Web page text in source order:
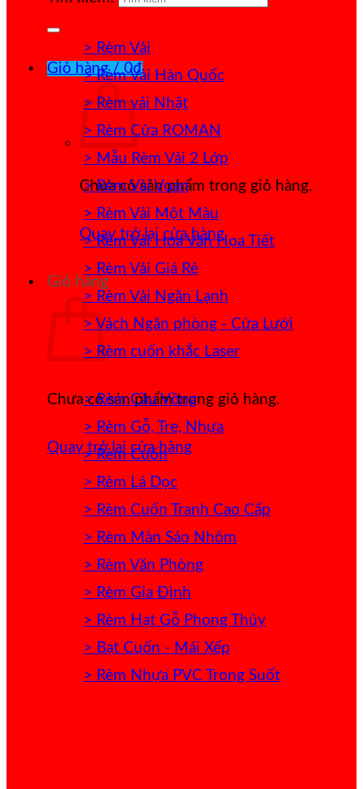
Giỏ hàng /0₫
Chưa có sản phẩm trong giỏ hàng.
Quay trở lại cửa hàng
Giỏ hàng
Chưa có sản phẩm trong giỏ hàng.
Quay trở lại cửa hàng
> Rèm Vải
> Rèm Vải Hàn Quốc
> Rèm vải Nhật
> Rèm Cửa ROMAN
> Mẫu Rèm Vải 2 Lớp
> Rèm Vải Voan
> Rèm Vải Một Màu
> Rèm Vải Hoa Văn Họa Tiết
> Rèm Vải Giá Rẻ
> Rèm Vải Ngăn Lạnh
> Vách Ngăn phòng - Cửa Lưới
> Rèm cuốn khắc Laser
> Rèm Cầu Vồng
> Rèm Gỗ, Tre, Nhựa
> Rèm Cuốn
> Rèm Lá Dọc
> Rèm Cuốn Tranh Cao Cấp
> Rèm Màn Sáo Nhôm
> Rèm Văn Phòng
> Rèm Gia Đình
> Rèm Hạt Gỗ Phong Thủy
> Bạt Cuốn - Mái Xếp
> Rèm Nhựa PVC Trong Suốt